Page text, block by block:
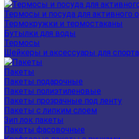
Термосы и посуда для активного
Термокружки и термостаканы
Бутылки для воды
Термосы
Шейкеры и аксессуары для спорта
Пакеты
Пакеты подарочные
Пакеты полиэтиленовые
Пакеты прозрачные под ленту
Пакеты с липким слоем
Зип лок пакеты
Пакеты фасовочные